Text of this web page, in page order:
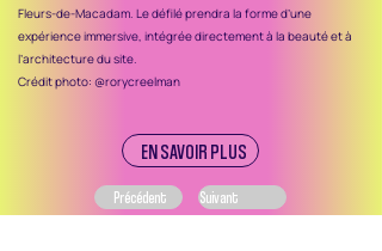
Fleurs-de-Macadam. Le défilé prendra la forme d’une
expérience immersive, intégrée directement à la beauté et à
l’architecture du site.
Crédit photo: @rorycreelman
EN SAVOIR PLUS
Précédent Suivant